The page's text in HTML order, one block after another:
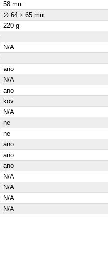
58 mm
∅ 64 × 65 mm
220 g
N/A
ano
N/A
ano
kov
N/A
ne
ne
ano
ano
ano
N/A
N/A
N/A
N/A